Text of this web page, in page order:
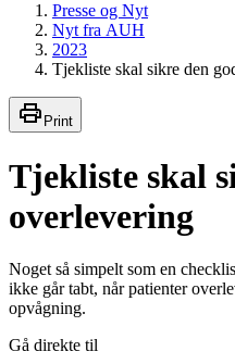
Presse og Nyt
Nyt fra AUH
2023
Tjekliste skal sikre den
Print
Tjekliste skal
overlevering
Noget så simpelt som en
ikke går tabt, når patienter
opvågning.
Gå direkte til